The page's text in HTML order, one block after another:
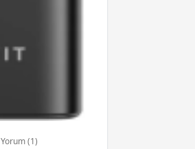
Yorum (1)